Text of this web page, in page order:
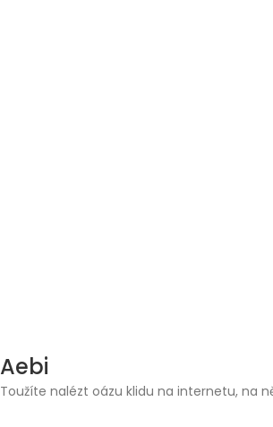
Aebi
Toužíte nalézt oázu klidu na internetu, na